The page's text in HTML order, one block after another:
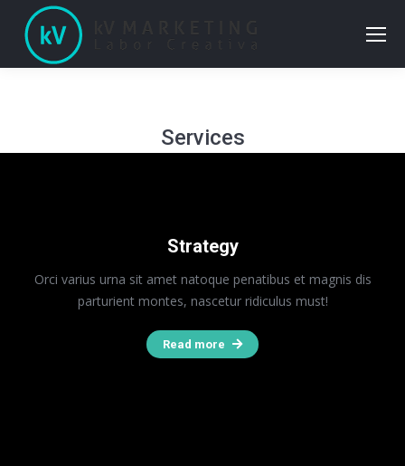
Services
Strategy
Orci varius urna sit amet natoque penatibus et magnis dis
parturient montes, nascetur ridiculus must!
Read more